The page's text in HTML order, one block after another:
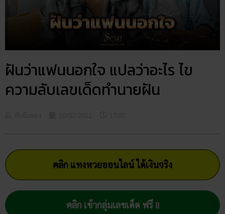
ฝันว่าแฟนนอกใจ แปลว่าอะไร ไข
ความลับเลขเด็ดทำนายฝัน
คลิก แทงหวยออนไลน์ ได้เงินจริง
คลิก เข้ากลุ่มเลขเด็ด ฟรี !!